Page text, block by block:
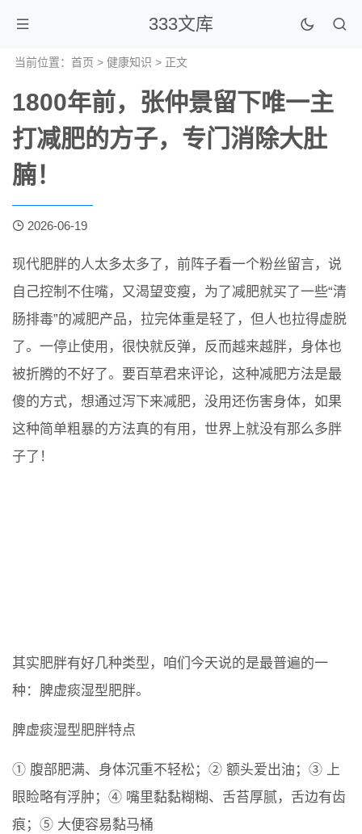
333文库
当前位置： 首页 > 健康知识 > 正文
1800年前，张仲景留下唯一主
打减肥的方子，专门消除大肚
腩！
2026-06-19
现代肥胖的人太多太多了，前阵子看一个粉丝留言，说
自己控制不住嘴，又渴望变瘦，为了减肥就买了一些“清
肠排毒”的减肥产品，拉完体重是轻了，但人也拉得虚脱
了。一停止使用，很快就反弹，反而越来越胖，身体也
被折腾的不好了。要百草君来评论，这种减肥方法是最
傻的方式，想通过泻下来减肥，没用还伤害身体，如果
这种简单粗暴的方法真的有用，世界上就没有那么多胖
子了！
其实肥胖有好几种类型，咱们今天说的是最普遍的一
种：脾虚痰湿型肥胖。
脾虚痰湿型肥胖特点
① 腹部肥满、身体沉重不轻松；② 额头爱出油；③ 上
眼睑略有浮肿；④ 嘴里黏黏糊糊、舌苔厚腻，舌边有齿
痕；⑤ 大便容易黏马桶